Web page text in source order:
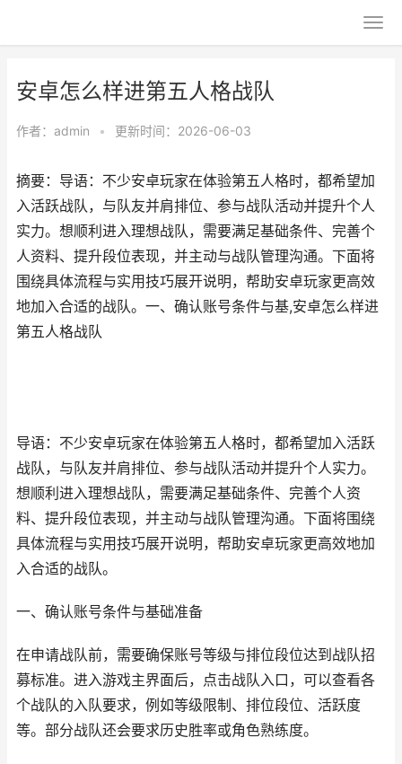
安卓怎么样进第五人格战队
作者： admin • 更新时间：2026-06-03
摘要：导语：不少安卓玩家在体验第五人格时，都希望加
入活跃战队，与队友并肩排位、参与战队活动并提升个人
实力。想顺利进入理想战队，需要满足基础条件、完善个
人资料、提升段位表现，并主动与战队管理沟通。下面将
围绕具体流程与实用技巧展开说明，帮助安卓玩家更高效
地加入合适的战队。一、确认账号条件与基,安卓怎么样进
第五人格战队
导语：不少安卓玩家在体验第五人格时，都希望加入活跃
战队，与队友并肩排位、参与战队活动并提升个人实力。
想顺利进入理想战队，需要满足基础条件、完善个人资
料、提升段位表现，并主动与战队管理沟通。下面将围绕
具体流程与实用技巧展开说明，帮助安卓玩家更高效地加
入合适的战队。
一、确认账号条件与基础准备
在申请战队前，需要确保账号等级与排位段位达到战队招
募标准。进入游戏主界面后，点击战队入口，可以查看各
个战队的入队要求，例如等级限制、排位段位、活跃度
等。部分战队还会要求历史胜率或角色熟练度。